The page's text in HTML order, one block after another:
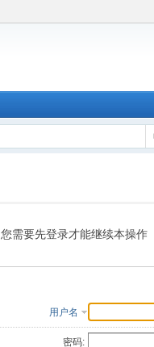
您需要先登录才能继续本操作
用户名
密码: